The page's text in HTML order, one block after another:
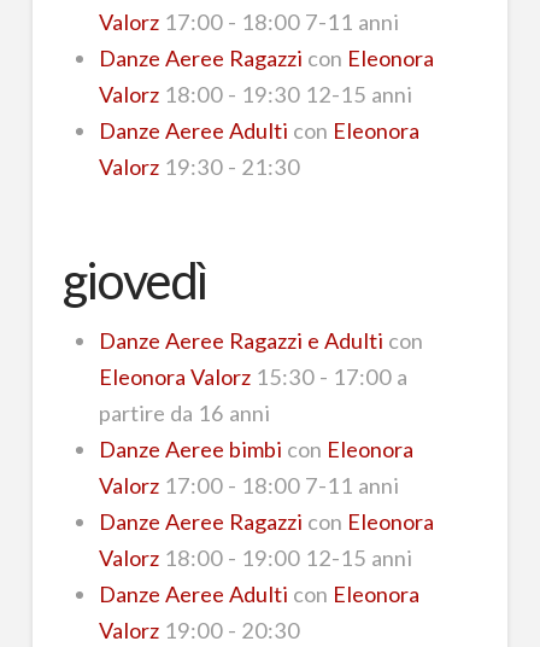
Valorz17:00 - 18:00 7-11 anni
Danze Aeree Ragazzi con Eleonora
Valorz18:00 - 19:30 12-15 anni
Danze Aeree Adulti con Eleonora
Valorz19:30 - 21:30
giovedì
Danze Aeree Ragazzi e Adulti con
Eleonora Valorz15:30 - 17:00 a
partire da 16 anni
Danze Aeree bimbi con Eleonora
Valorz17:00 - 18:00 7-11 anni
Danze Aeree Ragazzi con Eleonora
Valorz18:00 - 19:00 12-15 anni
Danze Aeree Adulti con Eleonora
Valorz19:00 - 20:30